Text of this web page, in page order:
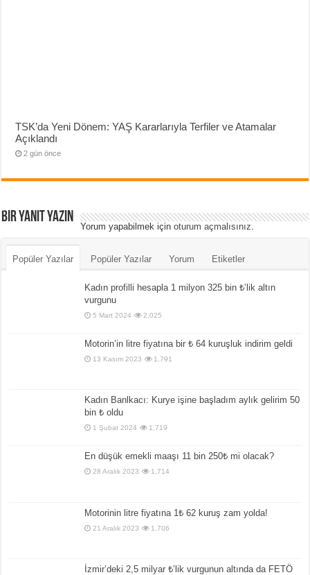
TSK’da Yeni Dönem: YAŞ Kararlarıyla Terfiler ve Atamalar
Açıklandı
2 gün önce
Bir yanıt yazın
Yorum yapabilmek içinoturum açmalısınız
Popüler Yazılar Popüler Yazılar Yorum Etiketler
Kadın profilli hesapla 1 milyon 325 bin ₺’lik altın
vurgunu
5 Mart 2024 2,025
Motorin’in litre fiyatına bir ₺ 64 kuruşluk indirim geldi
13 Kasım 2023 1,791
Kadın Banlkacı: Kurye işine başladım aylık gelirim 50
bin ₺ oldu
1 Şubat 2024 1,719
En düşük emekli maaşı 11 bin 250₺ mi olacak?
28 Aralık 2023 1,714
Motorinin litre fiyatına 1₺ 62 kuruş zam yolda!
21 Aralık 2023 1,706
İzmir’deki 2,5 milyar ₺’lik vurgunun altında da FETÖ